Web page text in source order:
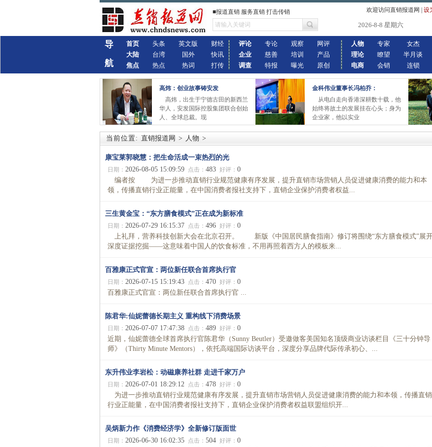
■报道直销 服务直销 打击传销 欢迎访问直销报道网 设
2026-8-8 星期六
导
航
首页
大陆
焦点
头条
台湾
热点
英文版
国外
热词
财经
快讯
打传
评论
企业
调查
专论
慈善
特报
观察
培训
曝光
网评
产品
原创
人物
理论
电商
专家
瞭望
会销
女杰
半月谈
连锁
高炜：创业故事铸安发
高炜，出生于宁德古田的新西兰
华人，安发国际控股集团联合创始
人、全球总裁。现
金科伟业董事长冯柏乔：
从电白走向香港深耕数十载，他
始终将故土的发展挂在心头；身为
企业家，他以实业
当前位置: 直销报道网 > 人物 >
康宝莱郭晓慧：把生命活成一束热烈的光
日期： 2026-08-05 15:09:59 点击： 483 好评： 0
编者按 为进一步推动直销行业规范健康有序发展，提升直销市场营销人员促进健康消费的能力和本
领，传播直销行业正能量，在中国消费者报社支持下，直销企业保护消费者权益...
三生黄金宝：“东方膳食模式”正在成为新标准
日期： 2026-07-29 16:15:37 点击： 496 好评： 0
上礼拜，营养科技创新大会在北京召开。 新版《中国居民膳食指南》修订将围绕“东方膳食模式”展
深度证据挖掘——这意味着中国人的饮食标准，不用再照着西方人的模板来...
百雅康正式官宣：两位新任联合首席执行官
日期： 2026-07-15 15:19:43 点击： 470 好评： 0
百雅康正式官宣：两位新任联合首席执行官 ...
陈君华:仙妮蕾德长期主义 重构线下消费场景
日期： 2026-07-07 17:47:38 点击： 489 好评： 0
近期，仙妮蕾德全球首席执行官陈君华（Sunny Beutler）受邀做客美国知名顶级商业访谈栏目《三十分钟导
师》（Thirty Minute Mentors），依托高端国际访谈平台，深度分享品牌代际传承初心、...
东升伟业李岩松：动磁康养社群 走进千家万户
日期： 2026-07-01 18:29:12 点击： 478 好评： 0
为进一步推动直销行业规范健康有序发展，提升直销市场营销人员促进健康消费的能力和本领，传播直销
行业正能量，在中国消费者报社支持下，直销企业保护消费者权益联盟组织开...
吴炳新力作《消费经济学》全新修订版面世
日期： 2026-06-30 16:02:35 点击： 504 好评： 0